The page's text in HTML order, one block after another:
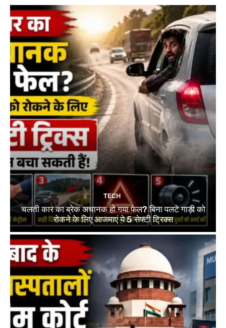
TECH
चलती कार का ब्रेक अचानक हो गया फेल? बिना पलटे गाड़ी को
रोकने के लिए आजमाएं ये 5 सेफ्टी ट्रिक्स